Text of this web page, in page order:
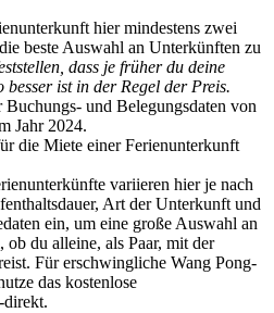
hier mindestens zwei
beste Auswahl an Unterkünften zu
dass je früher du deine
ist in der Regel der Preis.
und Belegungsdaten von
Jahr 2024.
die Miete einer Ferienunterkunft
variieren hier je nach
Art der Unterkunft und
ein, um eine große Auswahl an
du alleine, als Paar, mit der
Für erschwingliche Wang Pong-
das kostenlose
direkt.